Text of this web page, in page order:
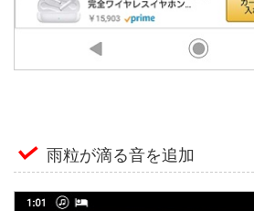
雨粒が滴る音を追加